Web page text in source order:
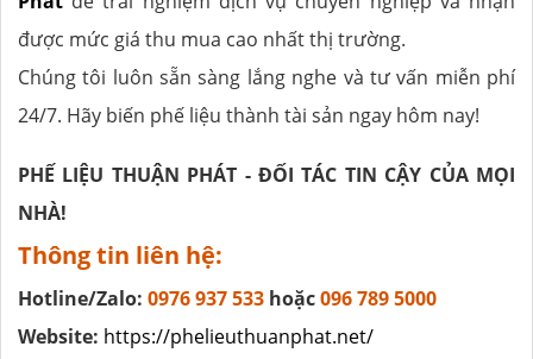
được mức giá thu mua cao nhất thị trường.
Chúng tôi luôn sẵn sàng lắng nghe và tư vấn miễn phí
24/7. Hãy biến phế liệu thành tài sản ngay hôm nay!
PHẾ LIỆU THUẬN PHÁT - ĐỐI TÁC TIN CẬY CỦA MỌI
NHÀ!
Thông tin liên hệ:
Hotline/Zalo: 0976 937 533 hoặc096 789 5000
Website: https://phelieuthuanphat.net/